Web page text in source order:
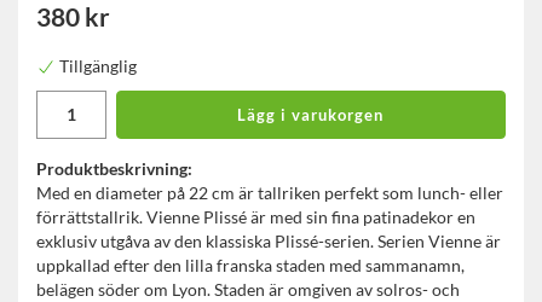
380 kr
Tillgänglig
Lägg i varukorgen
Produktbeskrivning:
Med en diameter på 22 cm är tallriken perfekt som lunch- eller
förrättstallrik. Vienne Plissé är med sin fina patinadekor en
exklusiv utgåva av den klassiska Plissé-serien. Serien Vienne är
uppkallad efter den lilla franska staden med sammanamn,
belägen söder om Lyon. Staden är omgiven av solros- och